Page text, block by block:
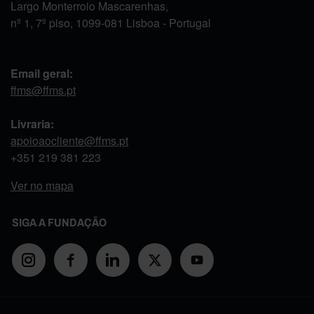
Largo Monterroio Mascarenhas,
nº 1, 7º piso, 1099-081 Lisboa - Portugal
Email geral:
ffms@ffms.pt
Livraria:
apoioaocliente@ffms.pt
+351 219 381 223
Ver no mapa
SIGA A FUNDAÇÃO